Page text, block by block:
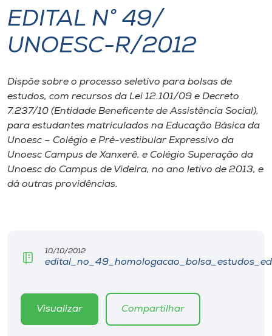
Internacionalização
I.nova
Diplomados
Cultura
Museu
EDITAL N° 49/
UNOESC-R/2012
Dispõe sobre o processo seletivo para bolsas de
estudos, com recursos da Lei 12.101/09 e Decreto
7.237/10 (Entidade Beneficente de Assistência Social),
para estudantes matriculados na Educação Básica da
Unoesc – Colégio e Pré-vestibular Expressivo da
Unoesc Campus de Xanxerê, e Colégio Superação da
Unoesc do Campus de Videira, no ano letivo de 2013, e
dá outras providências.
10/10/2012
Visualizar Compartilhar